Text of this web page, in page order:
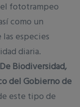
fototrampeo
como un
especies
diaria.
Biodiversidad,
del Gobierno de
este tipo de